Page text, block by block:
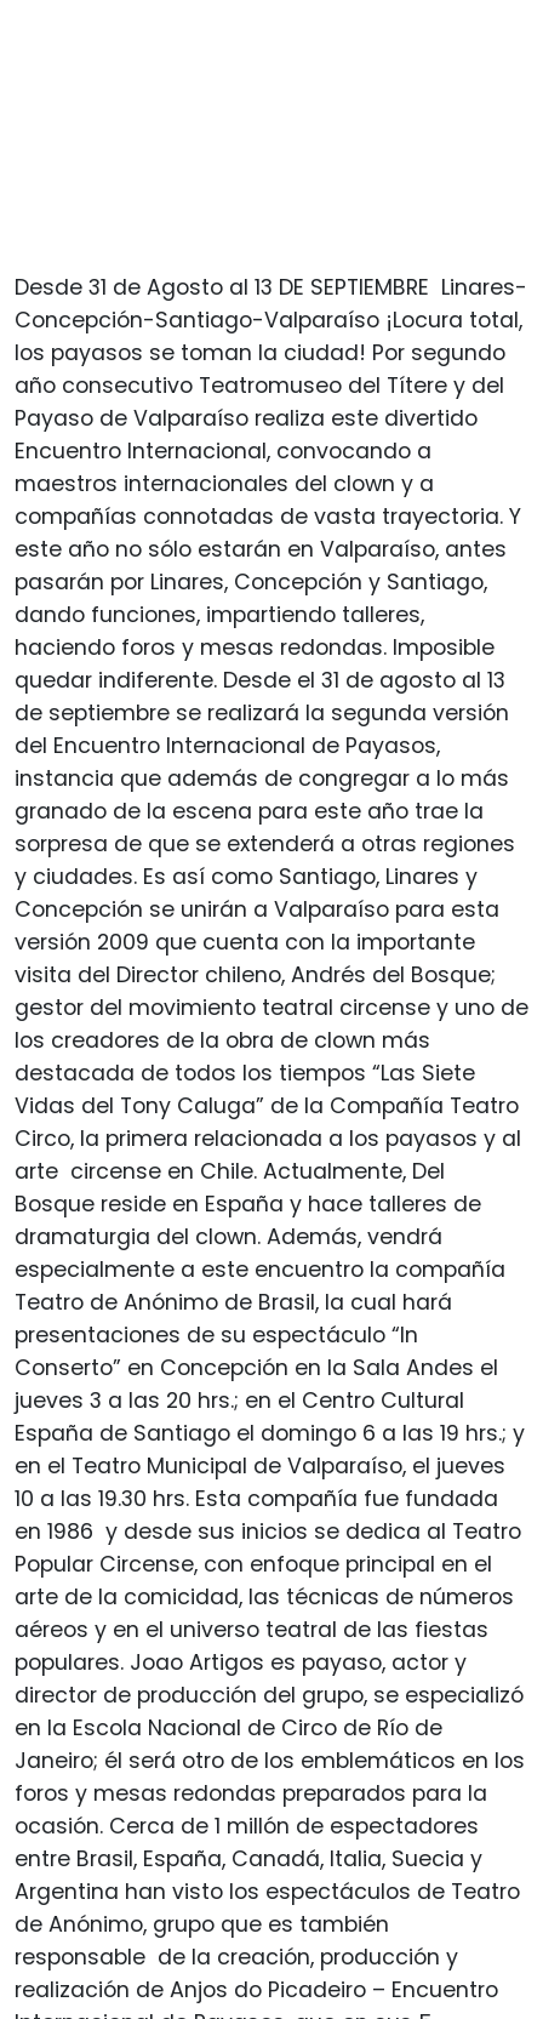
Desde 31 de Agosto al 13 DE SEPTIEMBRE Linares-
Concepción-Santiago-Valparaíso ¡Locura total,
los payasos se toman la ciudad! Por segundo
año consecutivo Teatromuseo del Títere y del
Payaso de Valparaíso realiza este divertido
Encuentro Internacional, convocando a
maestros internacionales del clown y a
compañías connotadas de vasta trayectoria. Y
este año no sólo estarán en Valparaíso, antes
pasarán por Linares, Concepción y Santiago,
dando funciones, impartiendo talleres,
haciendo foros y mesas redondas. Imposible
quedar indiferente. Desde el 31 de agosto al 13
de septiembre se realizará la segunda versión
del Encuentro Internacional de Payasos,
instancia que además de congregar a lo más
granado de la escena para este año trae la
sorpresa de que se extenderá a otras regiones
y ciudades. Es así como Santiago, Linares y
Concepción se unirán a Valparaíso para esta
versión 2009 que cuenta con la importante
visita del Director chileno, Andrés del Bosque;
gestor del movimiento teatral circense y uno de
los creadores de la obra de clown más
destacada de todos los tiempos “Las Siete
Vidas del Tony Caluga” de la Compañía Teatro
Circo, la primera relacionada a los payasos y al
arte circense en Chile. Actualmente, Del
Bosque reside en España y hace talleres de
dramaturgia del clown. Además, vendrá
especialmente a este encuentro la compañía
Teatro de Anónimo de Brasil, la cual hará
presentaciones de su espectáculo “In
Conserto” en Concepción en la Sala Andes el
jueves 3 a las 20 hrs.; en el Centro Cultural
España de Santiago el domingo 6 a las 19 hrs.; y
en el Teatro Municipal de Valparaíso, el jueves
10 a las 19.30 hrs. Esta compañía fue fundada
en 1986 y desde sus inicios se dedica al Teatro
Popular Circense, con enfoque principal en el
arte de la comicidad, las técnicas de números
aéreos y en el universo teatral de las fiestas
populares. Joao Artigos es payaso, actor y
director de producción del grupo, se especializó
en la Escola Nacional de Circo de Río de
Janeiro; él será otro de los emblemáticos en los
foros y mesas redondas preparados para la
ocasión. Cerca de 1 millón de espectadores
entre Brasil, España, Canadá, Italia, Suecia y
Argentina han visto los espectáculos de Teatro
de Anónimo, grupo que es también
responsable de la creación, producción y
realización de Anjos do Picadeiro – Encuentro